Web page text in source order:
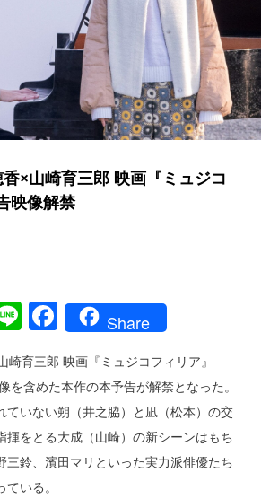
×山崎育三郎 映画『ミュジコ
映像解禁
Li
e
F
c
e
b
o
Share
崎育三郎 映画『ミュジコフィリア』
を含めた本作の本予告が解禁となった。
ていない朔（井之脇）と凪（松本）の交
揮をとる大成（山崎）の新シーンはもち
三鈴、濱田マリといった実力派俳優たち
いる。